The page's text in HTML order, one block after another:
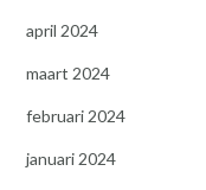
april 2024
maart 2024
februari 2024
januari 2024